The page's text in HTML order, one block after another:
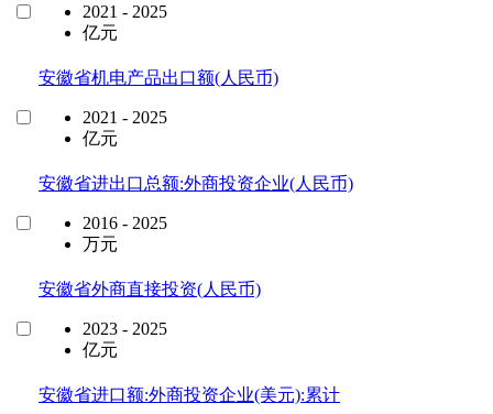
2021 - 2025
亿元
安徽省机电产品出口额(人民币)
2021 - 2025
亿元
安徽省进出口总额:外商投资企业(人民币)
2016 - 2025
万元
安徽省外商直接投资(人民币)
2023 - 2025
亿元
安徽省进口额:外商投资企业(美元):累计